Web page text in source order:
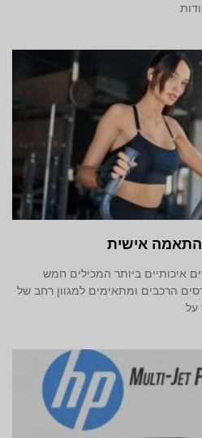
אישית
איכותיים ביותר המכילים חמש
הרכבים ומתאימים למגוון רחב של
על